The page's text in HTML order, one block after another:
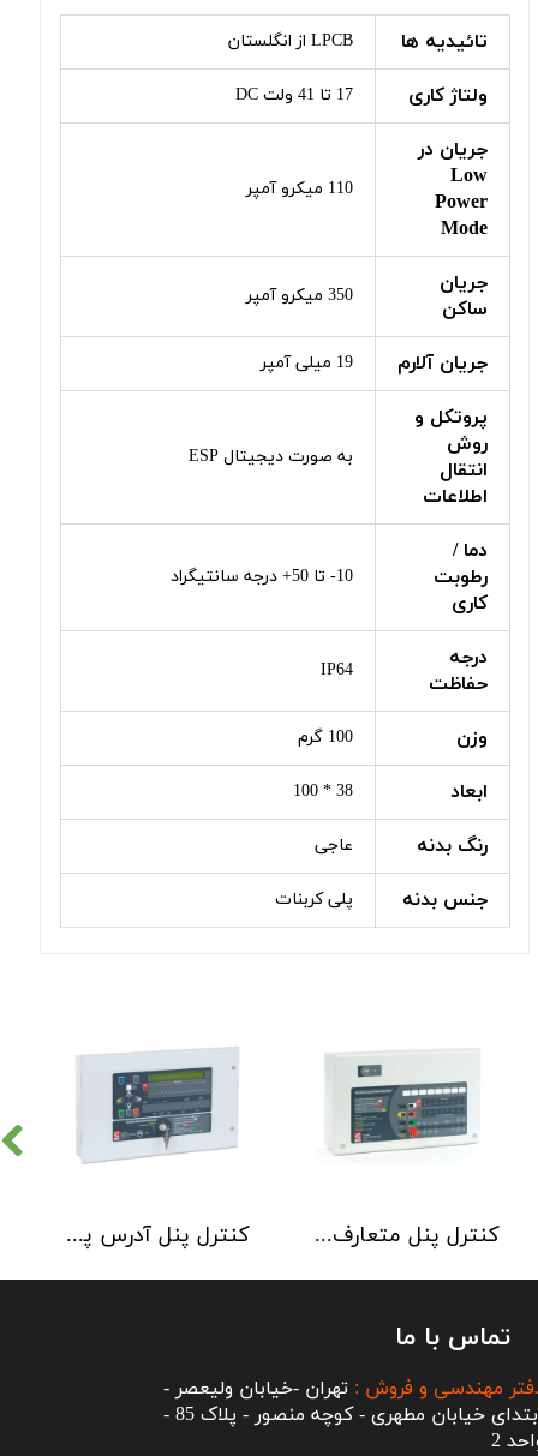
تائیدیه ها LPCB از انگلستان
ولتاژ کاری 17 تا 41 ولت DC
جریان در
Low
Power
Mode
110 میکرو آمپر
جریان
ساکن
350 میکرو آمپر
جریان آلارم 19 میلی آمپر
پروتکل و
روش
انتقال
اطلاعات
به صورت دیجیتال ESP
دما /
رطوبت
کاری
10- تا 50+ درجه سانتیگراد
درجه
حفاظت
IP64
وزن 100 گرم
ابعاد 38 * 100
رنگ بدنه عاجی
جنس بدنه پلی کربنات
کنترل پنل آدرس پذیر C-TEC سری XFP دو لوپ 32 زون کنترل پنل متعارف C-TEC سری CFP 8 Zone
تماس با ما
مهندسی و فروش : تهران -خیابان ولیعصر -
ابتدای خیابان مطهری - کوچه منصور - پلاک 85 -
2